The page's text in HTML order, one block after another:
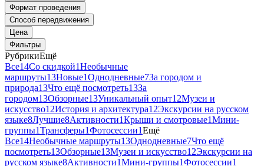
Формат проведения
Способ передвижения
Цена
Фильтры
РубрикиЕщё
Все14Со скидкой1Необычные
маршруты13Новые1Однодневные7За городом и
природа13Что ещё посмотреть13За
городом13Обзорные13Уникальный опыт12Музеи и
искусство12История и архитектура12Экскурсии на русском
языке8Лучшие8Активности1Крыши и смотровые1Мини-
группы1Трансферы1Фотосессии1Ещё
Все14Необычные маршруты13Однодневные7Что ещё
посмотреть13Обзорные13Музеи и искусство12Экскурсии на
русском языке8Активности1Мини-группы1Фотосессии1